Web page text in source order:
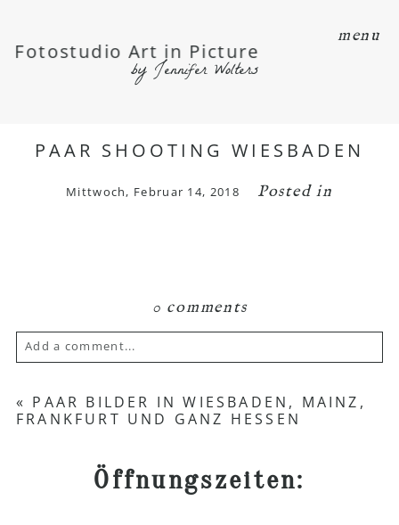
menu
Fotostudio Art in Picture
by Jennifer Wolters
PAAR SHOOTING WIESBADEN
Mittwoch, Februar 14, 2018 Posted in
0 comments
Add a comment...
Your email is never published or shared.
Required fields are marked *
« PAAR BILDER IN WIESBADEN, MAINZ,
FRANKFURT UND GANZ HESSEN
Öffnungszeiten: